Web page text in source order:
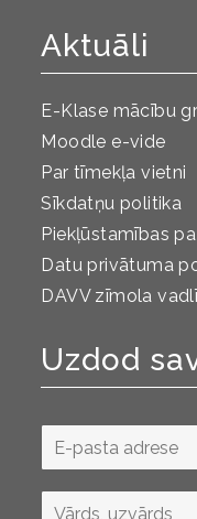
Aktuāli
E-Klase mācību
Moodle e-vide
Par tīmekļa vietni
Sīkdatņu politika
Piekļūstamības
Datu privātuma
DAVV zīmola
Uzdod